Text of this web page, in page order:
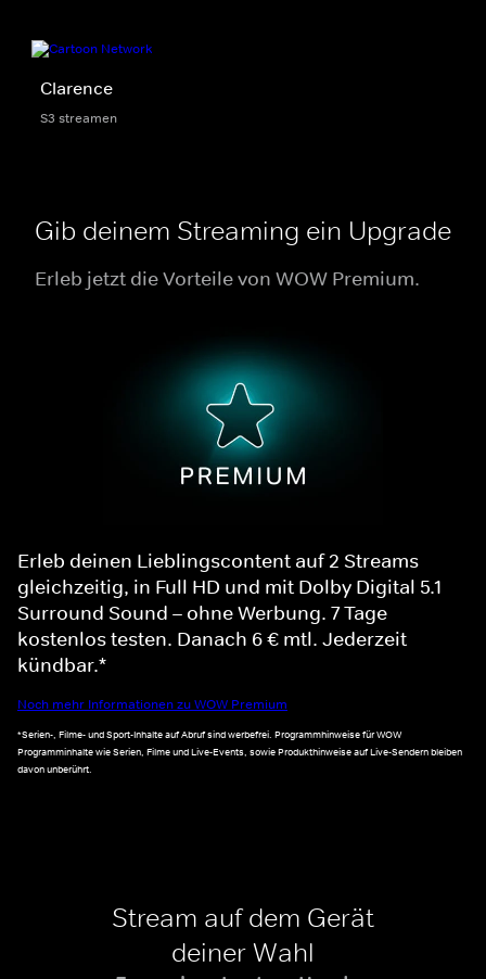
Clarence
S3 streamen
Gib deinem Streaming ein Upgrade
Erleb jetzt die Vorteile von WOW Premium.
Erleb deinen Lieblingscontent auf 2 Streams
gleichzeitig, in Full HD und mit Dolby Digital 5.1
Surround Sound – ohne Werbung. 7 Tage
kostenlos testen. Danach 6 € mtl. Jederzeit
kündbar.*
Noch mehr Informationen zu WOW Premium
*Serien-, Filme- und Sport-Inhalte auf Abruf sind werbefrei. Programmhinweise für WOW
Programminhalte wie Serien, Filme und Live-Events, sowie Produkthinweise auf Live-Sendern bleiben
davon unberührt.
Stream auf dem Gerät
deiner Wahl